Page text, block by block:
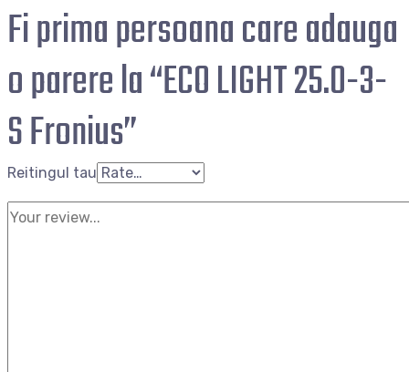
Fi prima persoana care adauga
o parere la “ECO LIGHT 25.0-3-
S Fronius”
Reitingul tau